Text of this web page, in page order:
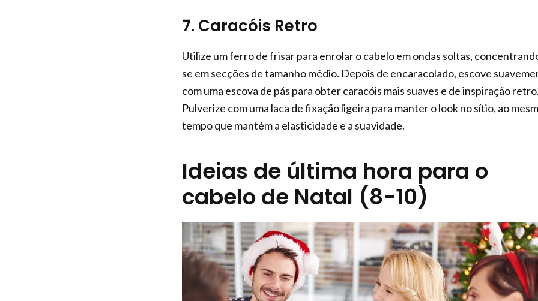
7. Caracóis Retro
Utilize um ferro de frisar para enrolar o cabelo em ondas soltas,
se em secções de tamanho médio. Depois de encaracolado, escove
com uma escova de pás para obter caracóis mais suaves e de inspiração retro.
Pulverize com uma laca de fixação ligeira para manter o look no sítio, ao
tempo que mantém a elasticidade e a suavidade.
Ideias de última hora para o
cabelo de Natal (8-10)